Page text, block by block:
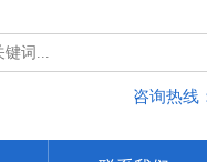
咨询热线